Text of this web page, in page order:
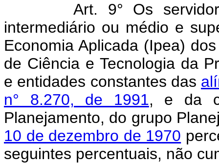
Art. 9° Os
intermediário ou médio e
Economia Aplicada (Ipea)
de Ciência e Tecnologia da
e entidades constantes das
n° 8.270, de 1991, e da
Planejamento, do grupo
10 de dezembro de 1970
seguintes percentuais, não